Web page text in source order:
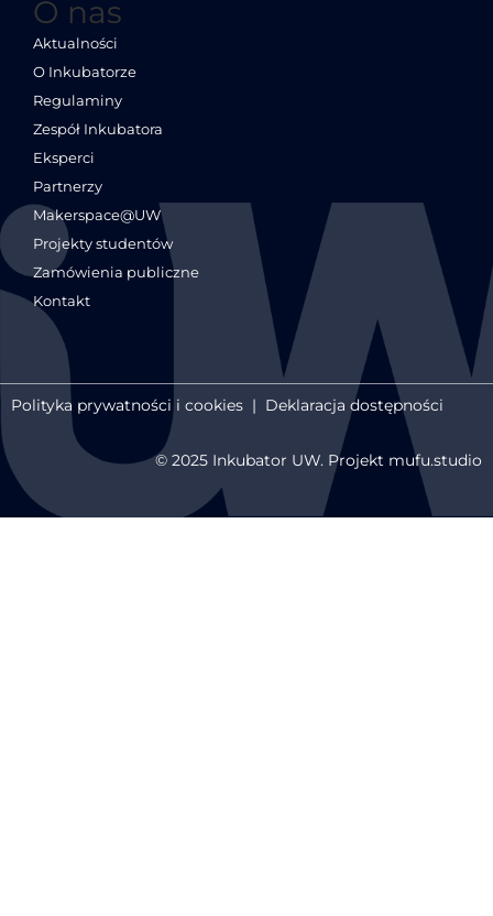
O nas
Aktualności
O Inkubatorze
Regulaminy
Zespół Inkubatora
Eksperci
Partnerzy
Makerspace@UW
Projekty studentów
Zamówienia publiczne
Kontakt
Polityka prywatności i cookies | Deklaracja dostępności
© 2025 Inkubator UW. Projekt mufu.studio